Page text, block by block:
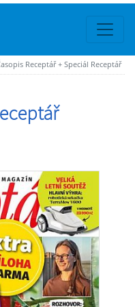
Receptář + Speciál Receptář